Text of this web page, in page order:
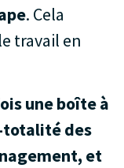
. Cela
travail en
une boîte à
totalité des
et